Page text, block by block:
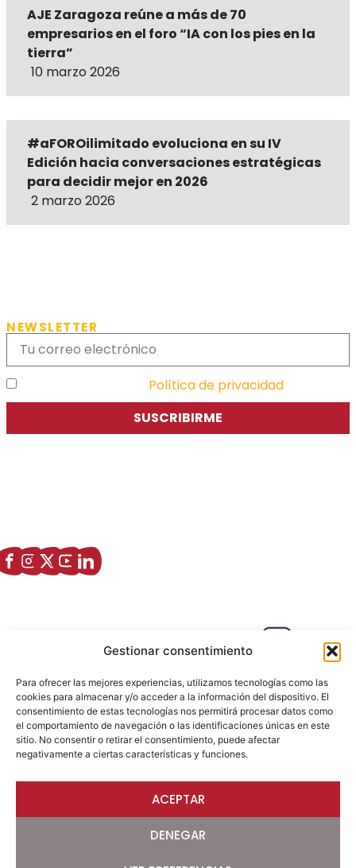
Gestionar consentimiento
Para ofrecer las mejores experiencias, utilizamos tecnologías como las
cookies para almacenar y/o acceder a la información del dispositivo. El
consentimiento de estas tecnologías nos permitirá procesar datos como
el comportamiento de navegación o las identificaciones únicas en este
sitio. No consentir o retirar el consentimiento, puede afectar
negativamente a ciertas características y funciones.
ACEPTAR
DENEGAR
AJE Zaragoza reúne a más de 70
empresarios en el foro “IA con los pies en la
tierra”
10 marzo 2026
#aFOROilimitado evoluciona en su IV
Edición hacia conversaciones estratégicas
para decidir mejor en 2026
2 marzo 2026
NEWSLETTER
Política de privacidad
SUSCRIBIRME
Hiberus Ecosystem Lab 50009 –
633 26 72 64
info@ajezaragoza.com
Aviso legal|Política de privacidad|Política de cookies
© 2026 AJE Zaragoza.
Desarrollado por